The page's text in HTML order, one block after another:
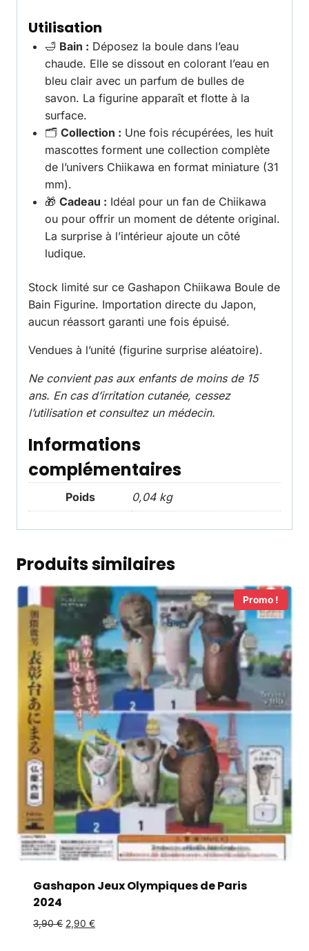
Utilisation
🛁 Bain : Déposez la boule dans l’eau
chaude. Elle se dissout en colorant l’eau en
bleu clair avec un parfum de bulles de
savon. La figurine apparaît et flotte à la
surface.
🗂️ Collection : Une fois récupérées, les huit
mascottes forment une collection complète
de l’univers Chiikawa en format miniature (31
mm).
🎁 Cadeau : Idéal pour un fan de Chiikawa
ou pour offrir un moment de détente original.
La surprise à l’intérieur ajoute un côté
ludique.
Stock limité sur ce Gashapon Chiikawa Boule de
Bain Figurine. Importation directe du Japon,
aucun réassort garanti une fois épuisé.
Vendues à l’unité (figurine surprise aléatoire).
Ne convient pas aux enfants de moins de 15
ans. En cas d’irritation cutanée, cessez
l’utilisation et consultez un médecin.
Informations
complémentaires
Poids 0,04 kg
Produits similaires
Promo !
Gashapon Jeux Olympiques de Paris
2024
3,90€ 2,90 €